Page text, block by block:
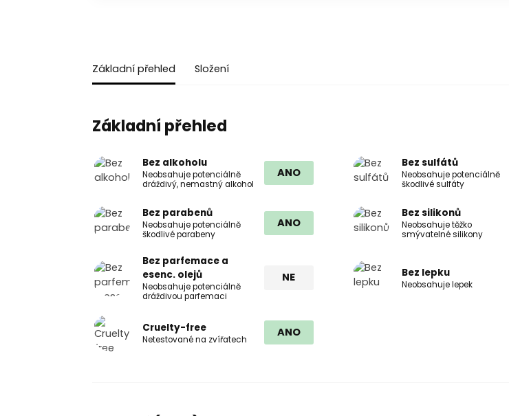
Základní přehled Složení
Základní přehled
Bez alkoholu
Neobsahuje potenciálně
dráždivý, nemastný alkohol
ANO
Bez sulfátů
Neobsahuje potenciálně
škodlivé sulfáty
Bez parabenů
Neobsahuje potenciálně
škodlivé parabeny
ANO
Bez silikonů
Neobsahuje těžko
smývatelné silikony
Bez parfemace a
esenc. olejů
Neobsahuje potenciálně
dráždivou parfemaci
NE Bez lepku
Neobsahuje lepek
Cruelty-free
Netestované na zvířatech
ANO